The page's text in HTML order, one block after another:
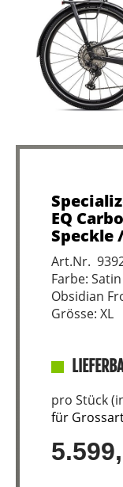
EQ
Speckle
Art.Nr.
Farbe:
Obsidian
Grösse: XL
pro Stück
für